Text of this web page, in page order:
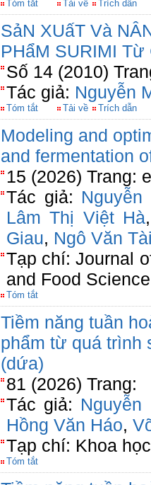
Tóm tắt Tải về Trích dẫn
SảN XUấT Và
PHẩM SURIMI Từ
Số 14 (2010)
Tác giả: Nguyễn
Tóm tắt Tải về Trích dẫn
Modeling and
and fermentation
15 (2026) Trang:
Tác giả: Nguyễn
Lâm Thị Việt Hà
Giau, Ngô Văn
Tạp chí: Journal
and Food Science
Tóm tắt
Tiềm năng tuần
phẩm từ quá trình
(dứa)
81 (2026) Trang:
Tác giả: Nguyễn
Hồng Văn Háo,
Tạp chí: Khoa
Tóm tắt